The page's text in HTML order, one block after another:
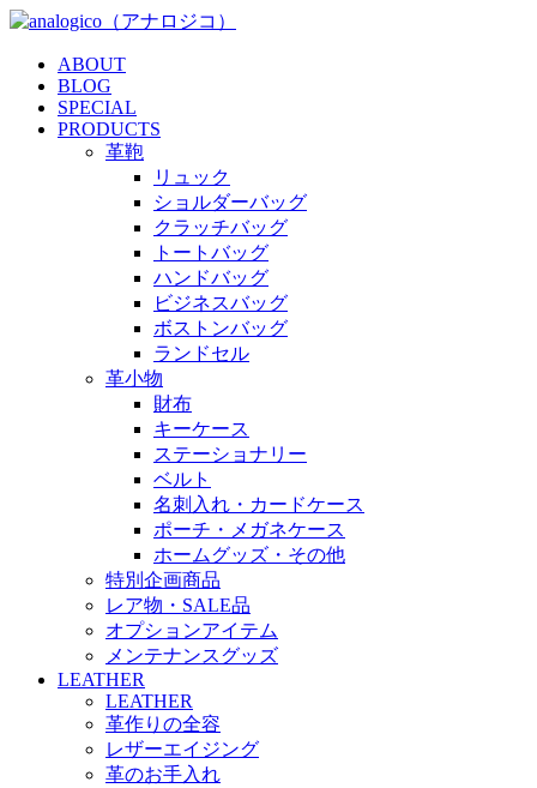
ABOUT
BLOG
SPECIAL
PRODUCTS
革鞄
リュック
ショルダーバッグ
クラッチバッグ
トートバッグ
ハンドバッグ
ビジネスバッグ
ボストンバッグ
ランドセル
革小物
財布
キーケース
ステーショナリー
ベルト
名刺入れ・カードケース
ポーチ・メガネケース
ホームグッズ・その他
特別企画商品
レア物・SALE品
オプションアイテム
メンテナンスグッズ
LEATHER
LEATHER
革作りの全容
レザーエイジング
革のお手入れ